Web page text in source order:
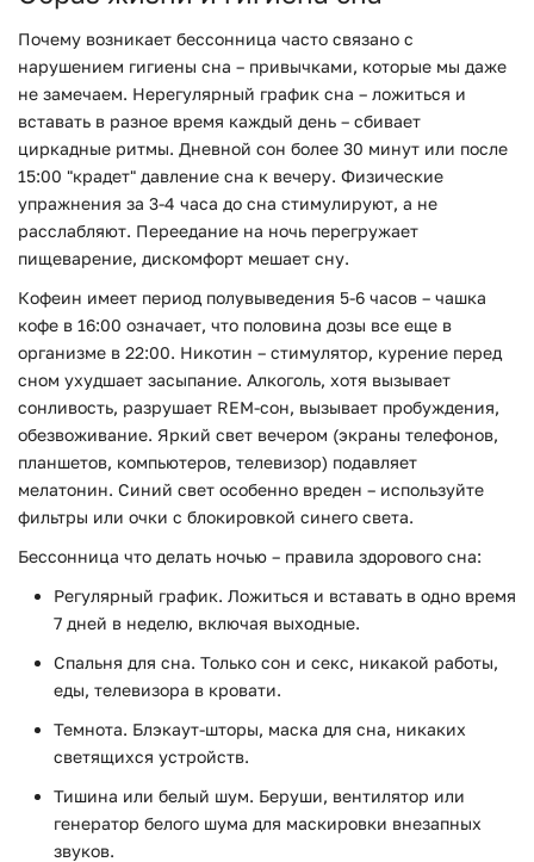
Почему возникает бессонница часто связано с
нарушением гигиены сна – привычками, которые мы даже
не замечаем. Нерегулярный график сна – ложиться и
вставать в разное время каждый день – сбивает
циркадные ритмы. Дневной сон более 30 минут или после
15:00 "крадет" давление сна к вечеру. Физические
упражнения за 3-4 часа до сна стимулируют, а не
расслабляют. Переедание на ночь перегружает
пищеварение, дискомфорт мешает сну.
Кофеин имеет период полувыведения 5-6 часов – чашка
кофе в 16:00 означает, что половина дозы все еще в
организме в 22:00. Никотин – стимулятор, курение перед
сном ухудшает засыпание. Алкоголь, хотя вызывает
сонливость, разрушает REM-сон, вызывает пробуждения,
обезвоживание. Яркий свет вечером (экраны телефонов,
планшетов, компьютеров, телевизор) подавляет
мелатонин. Синий свет особенно вреден – используйте
фильтры или очки с блокировкой синего света.
Бессонница что делать ночью – правила здорового сна:
Регулярный график. Ложиться и вставать в одно время
7 дней в неделю, включая выходные.
Спальня для сна. Только сон и секс, никакой работы,
еды, телевизора в кровати.
Темнота. Блэкаут-шторы, маска для сна, никаких
светящихся устройств.
Тишина или белый шум. Беруши, вентилятор или
генератор белого шума для маскировки внезапных
звуков.